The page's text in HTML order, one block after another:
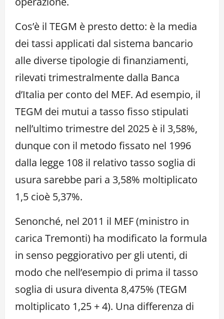
Cos’è il TEGM è presto detto: è la media
dei tassi applicati dal sistema bancario
alle diverse tipologie di finanziamenti,
rilevati trimestralmente dalla Banca
d’Italia per conto del MEF. Ad esempio, il
TEGM dei mutui a tasso fisso stipulati
nell’ultimo trimestre del 2025 è il 3,58%,
dunque con il metodo fissato nel 1996
dalla legge 108 il relativo tasso soglia di
usura sarebbe pari a 3,58% moltiplicato
1,5 cioè 5,37%.
Senonché, nel 2011 il MEF (ministro in
carica Tremonti) ha modificato la formula
in senso peggiorativo per gli utenti, di
modo che nell’esempio di prima il tasso
soglia di usura diventa 8,475% (TEGM
moltiplicato 1,25 + 4). Una differenza di